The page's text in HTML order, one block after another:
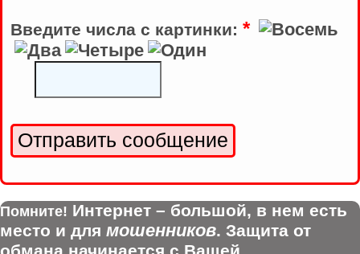
Введите числа с картинки: *
Помните! Интернет – большой, в нем есть
место и для мошенников. Защита от